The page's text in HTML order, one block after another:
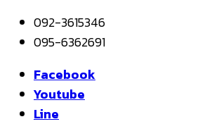
092-3615346
095-6362691
Facebook
Youtube
Line